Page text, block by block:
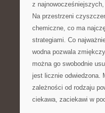
z
Na przestrzeni
chemiczne, co ma
strategiami. Co
wodna pozwala
można go swobodnie
jest licznie odwiedzona.
zależności od rodzaju
ciekawa, zaciekawi w